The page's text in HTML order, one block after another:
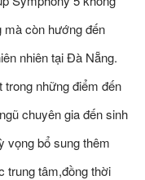
còn hướng đến
nhiên tại Đà Nẵng.
những điểm đến
chuyên gia đến sinh
vọng bổ sung thêm
trung tâm,đồng thời